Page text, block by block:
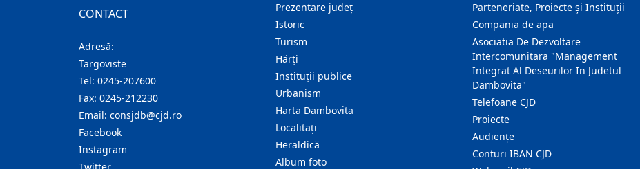
CONTACT
Adresă:
Targoviste
Tel: 0245-207600
Fax: 0245-212230
Email: consjdb@cjd.ro
Facebook
Instagram
Prezentare judeţ
Istoric
Turism
Hărţi
Instituţii publice
Urbanism
Harta Dambovita
Localitaţi
Heraldică
Album foto
Parteneriate, Proiecte și Instituții
Compania de apa
Asociatia De Dezvoltare
Intercomunitara "Management
Integrat Al Deseurilor In Judetul
Dambovita"
Telefoane CJD
Proiecte
Audienţe
Conturi IBAN CJD